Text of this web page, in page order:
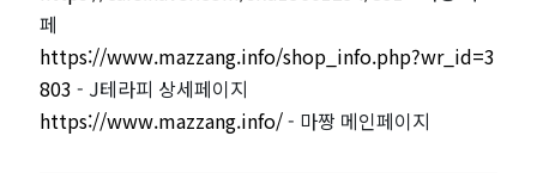
페
https://www.mazzang.info/shop_info.php?wr_id=3
803 - J테라피 상세페이지
https://www.mazzang.info/- 마짱 메인페이지